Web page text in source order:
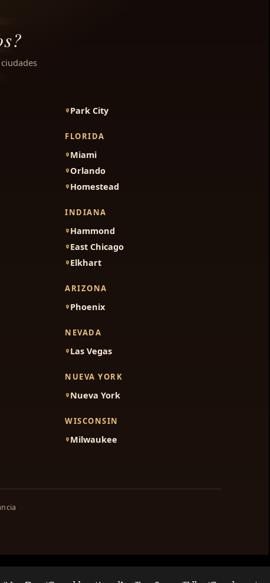
Park City
FLORIDA
Miami
Orlando
Homestead
INDIANA
Hammond
East Chicago
Elkhart
ARIZONA
Phoenix
NEVADA
Las Vegas
NUEVA YORK
Nueva York
WISCONSIN
Milwaukee